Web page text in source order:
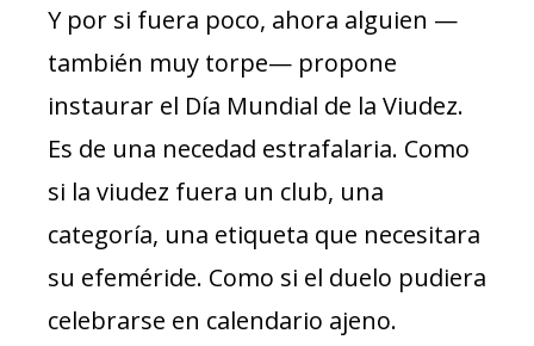
Y por si fuera poco, ahora alguien —
también muy torpe— propone
instaurar el Día Mundial de la Viudez.
Es de una necedad estrafalaria. Como
si la viudez fuera un club, una
categoría, una etiqueta que necesitara
su efeméride. Como si el duelo pudiera
celebrarse en calendario ajeno.